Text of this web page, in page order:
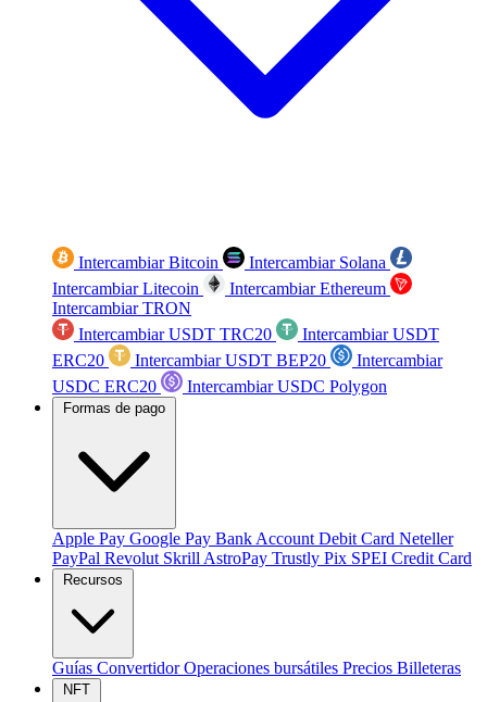
Intercambiar Bitcoin
Intercambiar Solana
Intercambiar Litecoin
Intercambiar Ethereum
Intercambiar TRON
Intercambiar USDT TRC20
Intercambiar USDT
ERC20
Intercambiar USDT BEP20
Intercambiar
USDC ERC20
Intercambiar USDC Polygon
Formas de pago
Apple Pay Google Pay Bank Account Debit Card Neteller
PayPal Revolut Skrill AstroPay Trustly Pix SPEI Credit Card
Recursos
Guías ConvertidorOperaciones bursátiles Precios Billeteras
NFT